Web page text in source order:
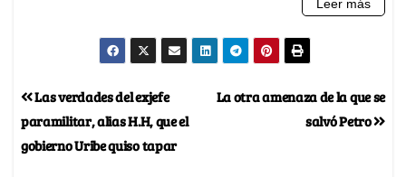
La otra amenaza de la que se
salvó Petro
Las verdades del exjefe
paramilitar, alias H.H, que el
gobierno Uribe quiso tapar